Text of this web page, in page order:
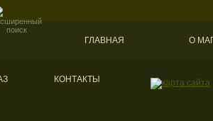
ГЛАВНАЯ О
КОНТАКТЫ